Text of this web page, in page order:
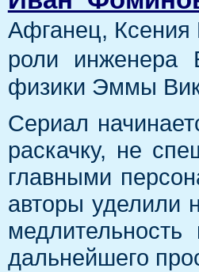
Афганец,
роли инженера
физики Эммы
Сериал
раскачку, не
главными
авторы уделили
дальнейшего